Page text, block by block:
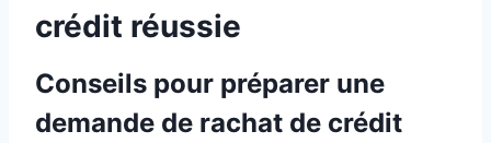
crédit réussie
Conseils pour préparer une
demande de rachat de crédit